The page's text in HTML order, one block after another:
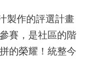
作的評選計畫
賽，是社區的階
的榮耀！統整今